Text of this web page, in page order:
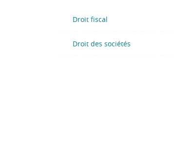
Droit fiscal
Droit des sociétés